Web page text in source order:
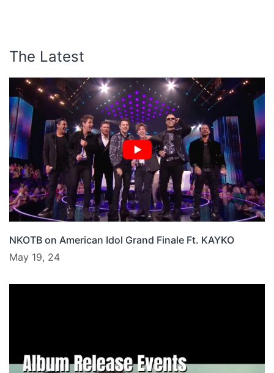
The Latest
NKOTB on American Idol Grand Finale Ft. KAYKO
May 19, 24